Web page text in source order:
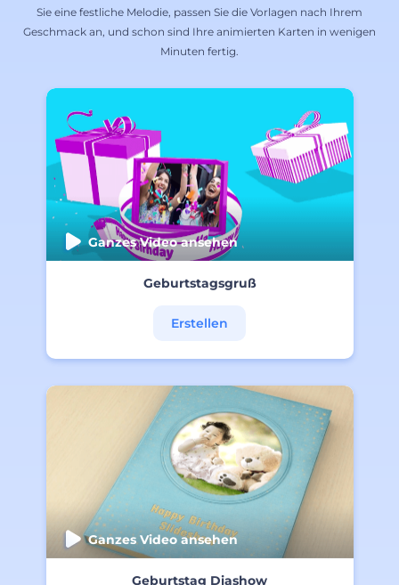
Sie eine festliche Melodie, passen Sie die Vorlagen nach Ihrem
Geschmack an, und schon sind Ihre animierten Karten in wenigen
Minuten fertig.
Ganzes Video ansehen
Geburtstagsgruß
Erstellen
Ganzes Video ansehen
Geburtstag Diashow